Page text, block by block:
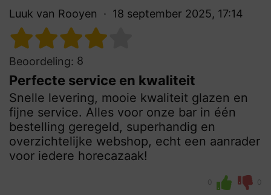
Luuk van Rooyen 18 september 2025, 17:14
Beoordeling: 8
Perfecte service en kwaliteit
Snelle levering, mooie kwaliteit glazen en
fijne service. Alles voor onze bar in één
bestelling geregeld, superhandig en
overzichtelijke webshop, echt een aanrader
voor iedere horecazaak!
0 0